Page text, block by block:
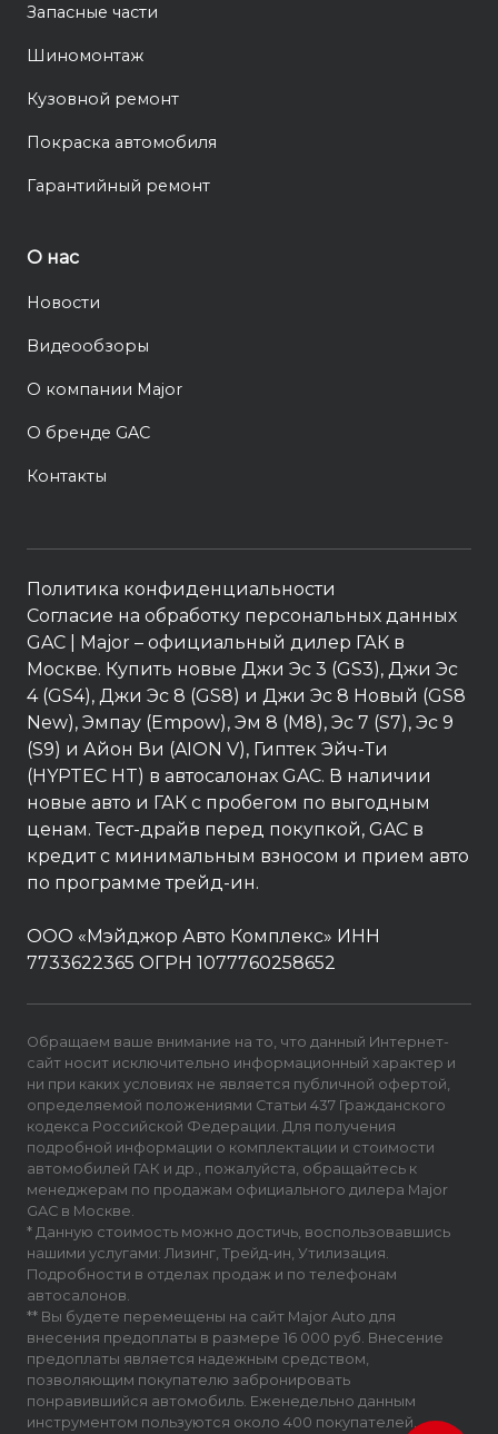
Запасные части
Шиномонтаж
Кузовной ремонт
Покраска автомобиля
Гарантийный ремонт
О нас
Новости
Видеообзоры
О компании Major
О бренде GAC
Контакты
Политика конфиденциальности
Согласие на обработку персональных данных
GAC | Major – официальный дилер ГАК в
Москве. Купить новые Джи Эс 3 (GS3), Джи Эс
4 (GS4), Джи Эс 8 (GS8) и Джи Эс 8 Новый (GS8
New), Эмпау (Empow), Эм 8 (M8), Эс 7 (S7), Эс 9
(S9) и Айон Ви (AION V), Гиптек Эйч-Ти
(HYPTEC HT) в автосалонах GAC. В наличии
новые авто и ГАК с пробегом по выгодным
ценам. Тест-драйв перед покупкой, GAC в
кредит с минимальным взносом и прием авто
по программе трейд-ин.
ООО «Мэйджор Авто Комплекс» ИНН
7733622365 ОГРН 1077760258652
Обращаем ваше внимание на то, что данный Интернет-
сайт носит исключительно информационный характер и
ни при каких условиях не является публичной офертой,
определяемой положениями Статьи 437 Гражданского
кодекса Российской Федерации. Для получения
подробной информации о комплектации и стоимости
автомобилей ГАК и др., пожалуйста, обращайтесь к
менеджерам по продажам официального дилера Major
GAC в Москве.
* Данную стоимость можно достичь, воспользовавшись
нашими услугами: Лизинг, Трейд-ин, Утилизация.
Подробности в отделах продаж и по телефонам
автосалонов.
** Вы будете перемещены на сайт Major Auto для
внесения предоплаты в размере 16 000 руб. Внесение
предоплаты является надежным средством,
позволяющим покупателю забронировать
понравившийся автомобиль. Еженедельно данным
инструментом пользуются около 400 покупателей.